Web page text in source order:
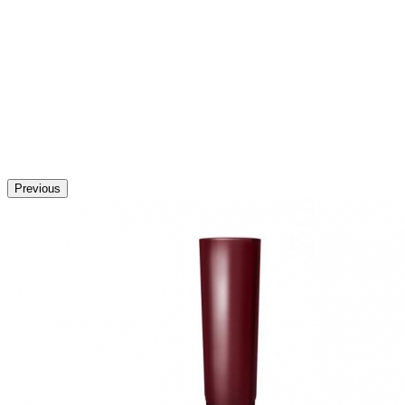
Previous